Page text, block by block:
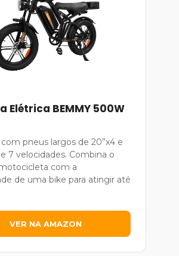
Elétrica BEMMY 500W
pneus largos de 20”x4 e
7 velocidades. Combina o
com a
de uma bike para atingir até
VER NA AMAZON